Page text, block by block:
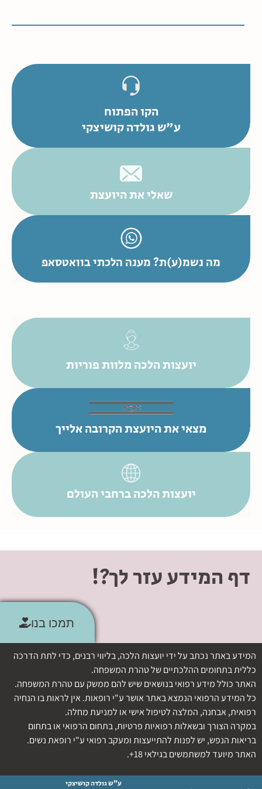
הקו הפתוח
ע"ש גולדה קושיצקי
שאלי את היועצת
מה נשמ(ע)ת? מענה הלכתי בוואטסאפ
יועצות הלכה מלוות פוריות
מצאי את היועצת הקרובה אלייך
יועצות הלכה ברחבי העולם
דף המידע עזר לך?!
תמכו בנו
המידע באתר נכתב על ידי יועצות הלכה, בליווי רבנים, כדי לתת הדרכה
כללית בתחומים ההלכתיים של טהרת המשפחה.
האתר כולל מידע רפואי בנושאים שיש להם ממשק עם טהרת המשפחה.
כל המידע הרפואי הנמצא באתר אושר ע"י רופאות. אין לראות בו הנחיה
רפואית, אבחנה, המלצה לטיפול אישי או למניעת מחלה.
במקרה הצורך ובשאלות רפואיות פרטיות, בתחום הרפואי או בתחום
בריאות הנפש, יש לפנות להתייעצות ומעקב רפואי ע"י רופאת נשים.
האתר מיועד למשתמשים בגילאי 18+.
ע"ש גולדה קושיצקי